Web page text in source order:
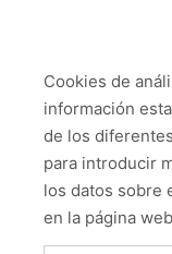
Cookies de
información
de los
para introducir
los datos sobre
en la página